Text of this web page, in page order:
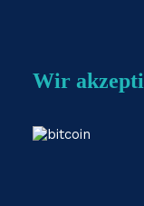
Wir